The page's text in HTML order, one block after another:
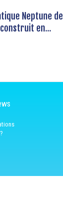
Neptune de
en...